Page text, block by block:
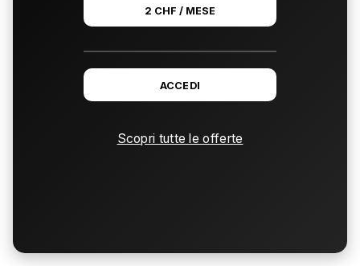
2 CHF / MESE
ACCEDI
Scopri tutte le offerte